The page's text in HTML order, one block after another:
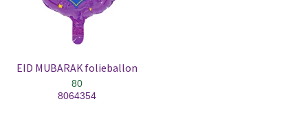
EID MUBARAK folieballon
80
8064354